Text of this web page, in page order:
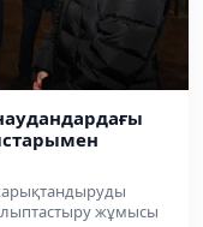
жұмысы